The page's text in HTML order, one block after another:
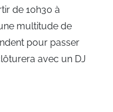
de 10h30 à
multitude de
pour passer
avec un DJ